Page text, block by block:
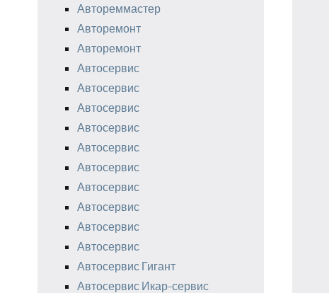
Автореммастер
Авторемонт
Авторемонт
Автосервис
Автосервис
Автосервис
Автосервис
Автосервис
Автосервис
Автосервис
Автосервис
Автосервис
Автосервис
Автосервис Гигант
Автосервис Икар-сервис